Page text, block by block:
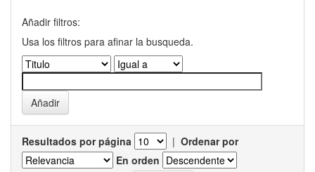
Añadir filtros:
Usa los filtros para afinar la busqueda.
Resultados por página | Ordenar por
En orden